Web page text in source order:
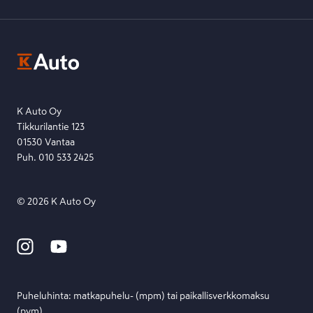
Etsi toimipiste
K Auto Oy
Tikkurilantie 123
01530 Vantaa
Puh. 010 533 2425
© 2026 K Auto Oy
Puheluhinta: matka­puhelu- (mpm) tai paikallis­verkko­maksu
(pvm)